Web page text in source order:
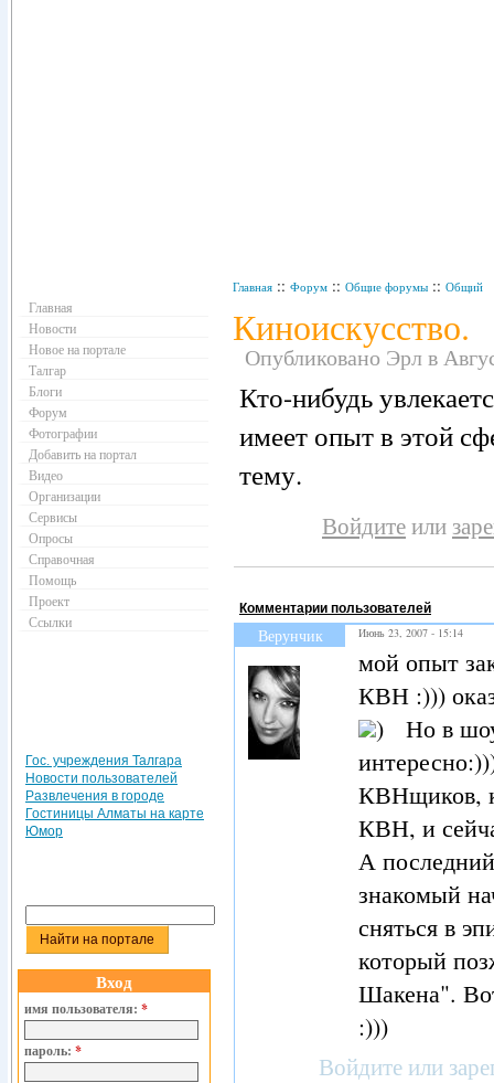
Главная :: Форум :: Общие форумы :: Общий
Киноискусство.
Опубликовано Эрл в
Кто-нибудь
имеет опыт в этой
тему.
Войдитеили
Комментарии пользователей
Верунчик Июнь 23, 2007 - 15:14
мой опыт
КВН :)))
) Но в шоу
КВНщиков,
КВН, и
А
знакомый
сняться в
который
Шакена".
:)))
Войдите или
Главная
Новости
Новое на портале
Талгар
Блоги
Форум
Фотографии
Добавить на портал
Видео
Организации
Сервисы
Опросы
Справочная
Помощь
Проект
Ссылки
Гос. учреждения Талгара
Новости пользователей
Развлечения в городе
Гостиницы Алматы на карте
Юмор
Вход
имя пользователя: *
пароль: *